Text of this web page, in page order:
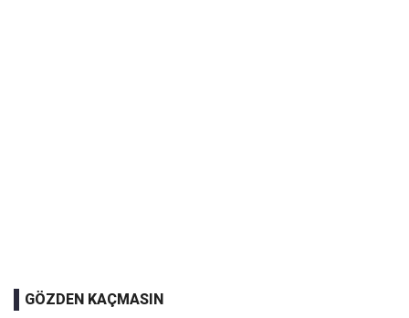
GÖZDEN KAÇMASIN